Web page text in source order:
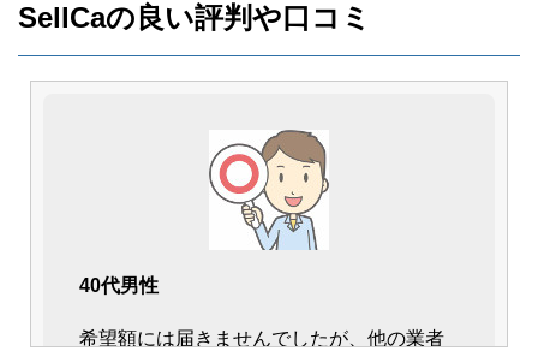
SellCaの良い評判や口コミ
40代男性
希望額には届きませんでしたが、他の業者